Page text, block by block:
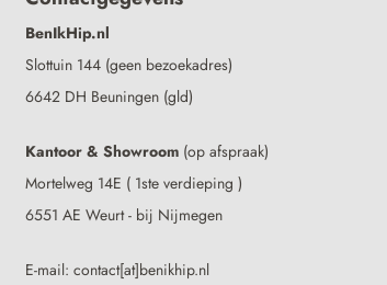
BenIkHip.nl
Slottuin 144 (geen bezoekadres)
6642 DH Beuningen (gld)
Kantoor & Showroom (op afspraak)
Mortelweg 14E ( 1ste verdieping )
6551 AE Weurt - bij Nijmegen
E-mail: contact[at]benikhip.nl